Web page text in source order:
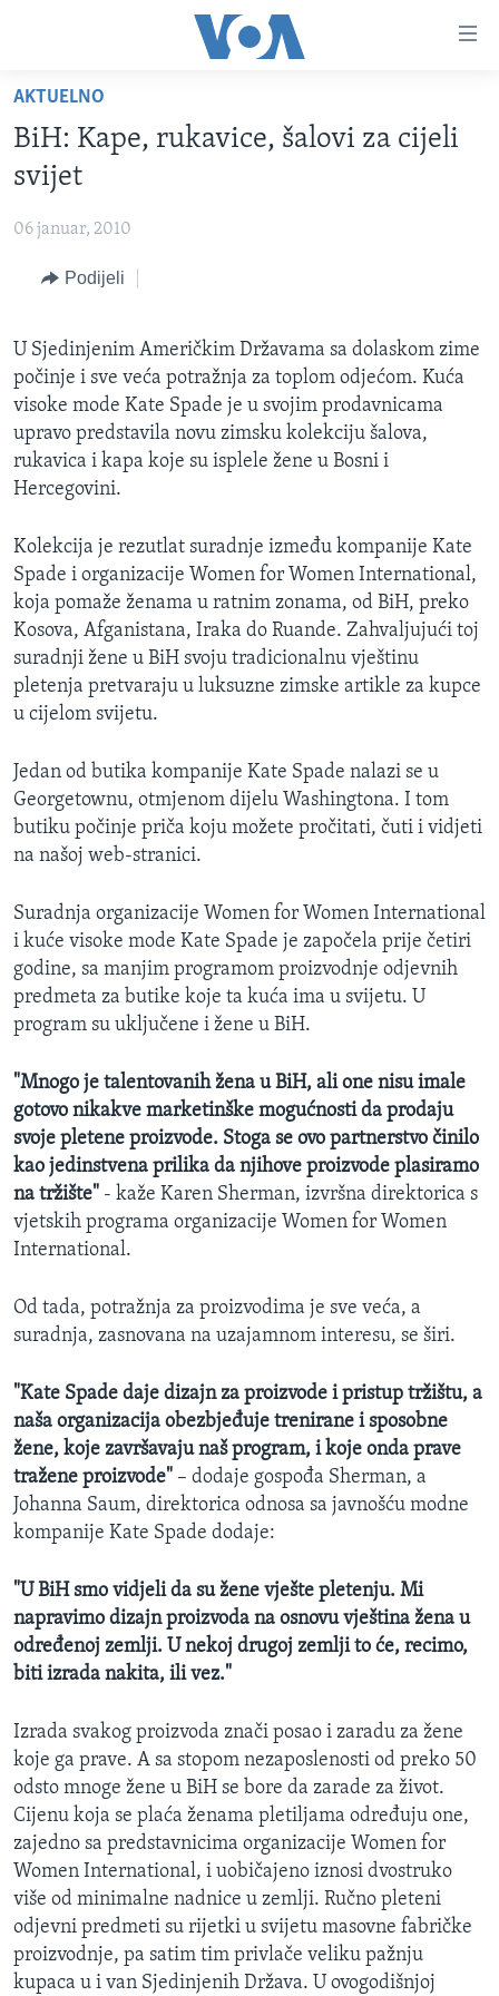
glavni
sadržaj
Pređi
na
glavnu
navigaciju
FOTOGRAFIJE DANA
VIJESTI
SJEDINJENE AMERIČKE DRŽAVE
SVIJET
NAUKA I TEHNOLOGIJA
KORUPCIJA
SLOBODA MEDIJA
ŽENSKA STRANA
IZBJEGLIČKA STRANA
O GLASU AMERIKE
Learning English
PRATITE NAS
Jezici
AKTUELNO
BiH: Kape, rukavice, šalovi za cijeli
svijet
06 januar, 2010
Podijeli
U Sjedinjenim Američkim Državama sa dolaskom zime
počinje i sve veća potražnja za toplom odjećom. Kuća
visoke mode Kate Spade je u svojim prodavnicama
upravo predstavila novu zimsku kolekciju šalova,
rukavica i kapa koje su isplele žene u Bosni i
Hercegovini.
Kolekcija je rezutlat suradnje između kompanije Kate
Spade i organizacije Women for Women International,
koja pomaže ženama u ratnim zonama, od BiH, preko
Kosova, Afganistana, Iraka do Ruande. Zahvaljujući toj
suradnji žene u BiH svoju tradicionalnu vještinu
pletenja pretvaraju u luksuzne zimske artikle za kupce
u cijelom svijetu.
Jedan od butika kompanije Kate Spade nalazi se u
Georgetownu, otmjenom dijelu Washingtona. I tom
butiku počinje priča koju možete pročitati, čuti i vidjeti
na našoj web-stranici.
Suradnja organizacije Women for Women International
i kuće visoke mode Kate Spade je započela prije četiri
godine, sa manjim programom proizvodnje odjevnih
predmeta za butike koje ta kuća ima u svijetu. U
program su uključene i žene u BiH.
"Mnogo je talentovanih žena u BiH, ali one nisu imale
gotovo nikakve marketinške mogućnosti da prodaju
svoje pletene proizvode. Stoga se ovo partnerstvo činilo
kao jedinstvena prilika da njihove proizvode plasiramo
na tržište" - kaže Karen Sherman, izvršna direktorica s
vjetskih programa organizacije Women for Women
International.
Od tada, potražnja za proizvodima je sve veća, a
suradnja, zasnovana na uzajamnom interesu, se širi.
"Kate Spade daje dizajn za proizvode i pristup tržištu, a
naša organizacija obezbjeđuje trenirane i sposobne
žene, koje završavaju naš program, i koje onda prave
tražene proizvode" – dodaje gospođa Sherman, a
Johanna Saum, direktorica odnosa sa javnošću modne
kompanije Kate Spade dodaje:
"U BiH smo vidjeli da su žene vješte pletenju. Mi
napravimo dizajn proizvoda na osnovu vještina žena u
određenoj zemlji. U nekoj drugoj zemlji to će, recimo,
biti izrada nakita, ili vez."
Izrada svakog proizvoda znači posao i zaradu za žene
koje ga prave. A sa stopom nezaposlenosti od preko 50
odsto mnoge žene u BiH se bore da zarade za život.
Cijenu koja se plaća ženama pletiljama određuju one,
zajedno sa predstavnicima organizacije Women for
Women International, i uobičajeno iznosi dvostruko
više od minimalne nadnice u zemlji. Ručno pleteni
odjevni predmeti su rijetki u svijetu masovne fabričke
proizvodnje, pa satim tim privlače veliku pažnju
kupaca u i van Sjedinjenih Država. U ovogodišnjoj